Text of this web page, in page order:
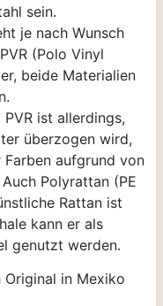
sein.
je nach Wunsch
(Polo Vinyl
beide Materialien
ist allerdings,
überzogen wird,
aufgrund von
Polyrattan (PE
Rattan ist
kann er als
genutzt werden.
in Mexiko